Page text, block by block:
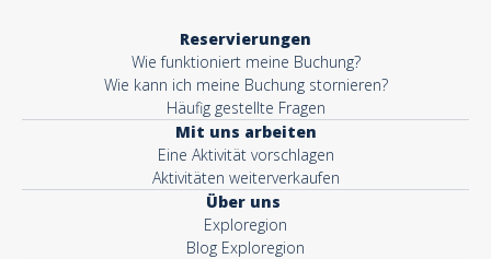
Reservierungen
Wie funktioniert meine Buchung?
Wie kann ich meine Buchung stornieren?
Häufig gestellte Fragen
Mit uns arbeiten
Eine Aktivität vorschlagen
Aktivitäten weiterverkaufen
Über uns
Exploregion
Blog Exploregion